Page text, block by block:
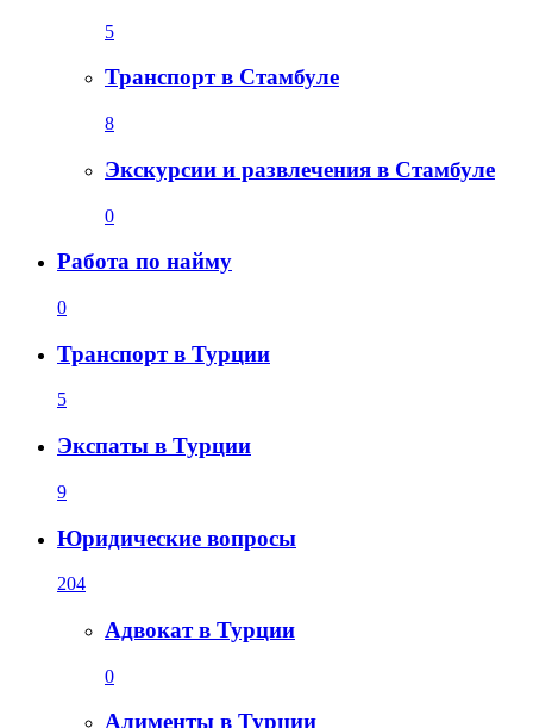
5
Транспорт в Стамбуле
8
Экскурсии и развлечения в Стамбуле
0
Работа по найму
0
Транспорт в Турции
5
Экспаты в Турции
9
Юридические вопросы
204
Адвокат в Турции
0
Алименты в Турции